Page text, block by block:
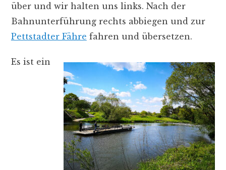
über und wir halten uns links. Nach der
Bahnunterführung rechts abbiegen und zur
Pettstadter Fähre fahren und übersetzen.
Es ist ein